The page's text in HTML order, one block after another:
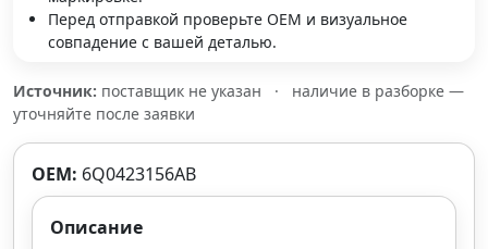
Перед отправкой проверьте OEM и визуальное
совпадение с вашей деталью.
Источник: поставщик не указан ·
наличие в разборке —
уточняйте после заявки
OEM: 6Q0423156AB
Описание